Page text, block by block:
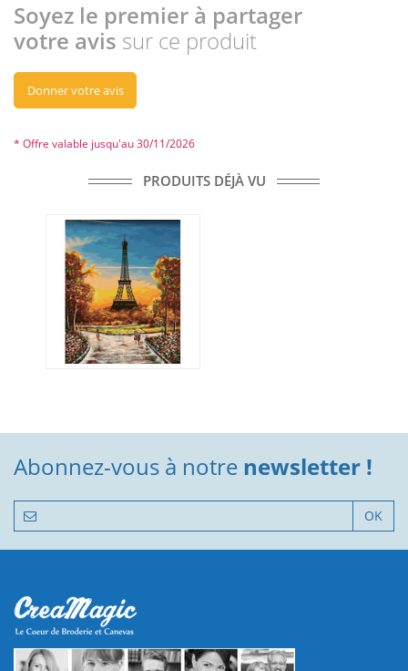
Soyez le premier à partager
votre avis sur ce produit
Donner votre avis
* Offre valable jusqu'au 30/11/2026
PRODUITS DÉJÀ VU
Abonnez-vous à notre newsletter !
OK